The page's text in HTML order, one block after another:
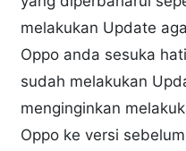
melakukan Update
Oppo anda sesuka
sudah melakukan
menginginkan
Oppo ke versi